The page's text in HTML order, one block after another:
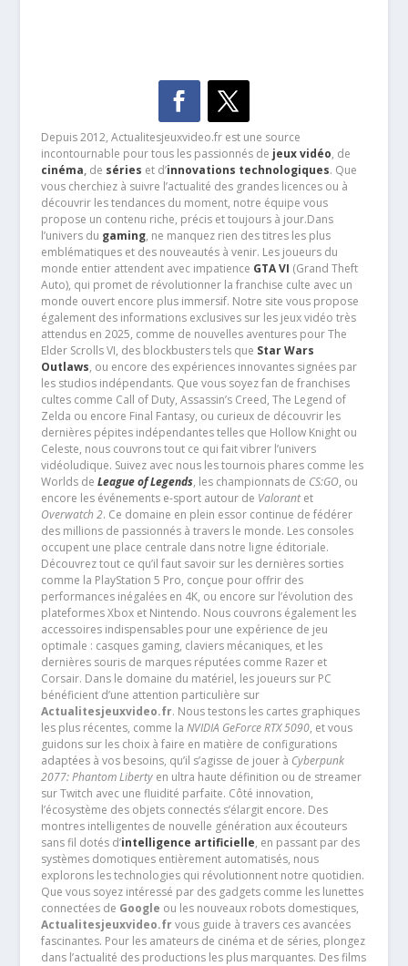
Depuis 2012, Actualitesjeuxvideo.fr est une source
incontournable pour tous les passionnés de jeux vidéo, de
cinéma,de séries et d’innovations technologiques. Que
vous cherchiez à suivre l’actualité des grandes licences ou à
découvrir les tendances du moment, notre équipe vous
propose un contenu riche, précis et toujours à jour.Dans
l’univers du gaming, ne manquez rien des titres les plus
emblématiques et des nouveautés à venir. Les joueurs du
monde entier attendent avec impatience GTA VI (Grand Theft
Auto), qui promet de révolutionner la franchise culte avec un
monde ouvert encore plus immersif. Notre site vous propose
également des informations exclusives sur les jeux vidéo très
attendus en 2025, comme de nouvelles aventures pour The
Elder Scrolls VI, des blockbusters tels que Star Wars
Outlaws, ou encore des expériences innovantes signées par
les studios indépendants. Que vous soyez fan de franchises
cultes comme Call of Duty, Assassin’s Creed, The Legend of
Zelda ou encore Final Fantasy, ou curieux de découvrir les
dernières pépites indépendantes telles que Hollow Knight ou
Celeste, nous couvrons tout ce qui fait vibrer l’univers
vidéoludique. Suivez avec nous les tournois phares comme les
Worlds de League of Legends, les championnats de CS:GO, ou
encore les événements e-sport autour de Valorantet
Overwatch 2. Ce domaine en plein essor continue de fédérer
des millions de passionnés à travers le monde. Les consoles
occupent une place centrale dans notre ligne éditoriale.
Découvrez tout ce qu’il faut savoir sur les dernières sorties
comme la PlayStation 5 Pro, conçue pour offrir des
performances inégalées en 4K, ou encore sur l’évolution des
plateformes Xbox et Nintendo. Nous couvrons également les
accessoires indispensables pour une expérience de jeu
optimale : casques gaming, claviers mécaniques, et les
dernières souris de marques réputées comme Razer et
Corsair. Dans le domaine du matériel, les joueurs sur PC
bénéficient d’une attention particulière sur
Actualitesjeuxvideo.fr. Nous testons les cartes graphiques
les plus récentes, comme la NVIDIA GeForce RTX 5090, et vous
guidons sur les choix à faire en matière de configurations
adaptées à vos besoins, qu’il s’agisse de jouer à Cyberpunk
2077: Phantom Libertyen ultra haute définition ou de streamer
sur Twitch avec une fluidité parfaite. Côté innovation,
l’écosystème des objets connectés s’élargit encore. Des
montres intelligentes de nouvelle génération aux écouteurs
sans fil dotés d’intelligence artificielle, en passant par des
systèmes domotiques entièrement automatisés, nous
explorons les technologies qui révolutionnent notre quotidien.
Que vous soyez intéressé par des gadgets comme les lunettes
connectées de Google ou les nouveaux robots domestiques,
Actualitesjeuxvideo.frvous guide à travers ces avancées
fascinantes. Pour les amateurs de cinéma et de séries, plongez
dans l’actualité des productions les plus marquantes. Des films